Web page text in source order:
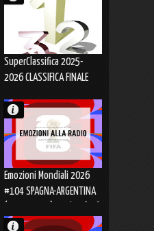
SuperClassifica 2025-
2026 CLASSIFICA FINALE
Emozioni Mondiali 2026
#104 SPAGNA-ARGENTINA
Posto [3054] SPAGNA